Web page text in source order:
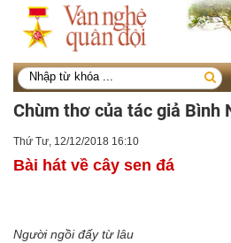
Chùm thơ của tác giả Bình
Thứ Tư, 12/12/2018 16:10
Bài hát về cây sen đá
Người ngồi đấy từ lâu